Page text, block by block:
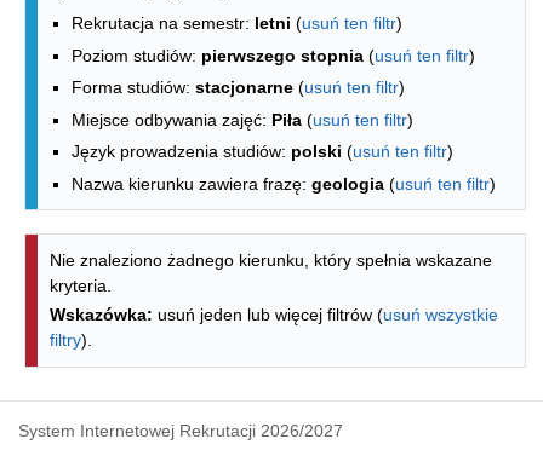
Rekrutacja na semestr: letni (usuń ten filtr)
Poziom studiów: pierwszego stopnia (usuń ten filtr)
Forma studiów: stacjonarne (usuń ten filtr)
Miejsce odbywania zajęć: Piła (usuń ten filtr)
Język prowadzenia studiów: polski (usuń ten filtr)
Nazwa kierunku zawiera frazę: geologia (usuń ten filtr)
Nie znaleziono żadnego kierunku, który spełnia wskazane
kryteria.
Wskazówka: usuń jeden lub więcej filtrów (usuń wszystkie
filtry).
System Internetowej Rekrutacji 2026/2027